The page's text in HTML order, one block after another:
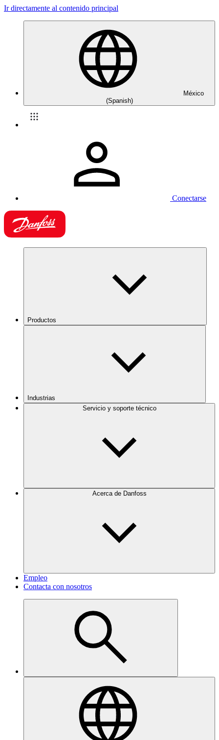
Ir directamente al contenido principal
México
(Spanish)
Conectarse
Productos
Industrias
Servicio y soporte técnico
Acerca de Danfoss
Empleo
Contacta con nosotros